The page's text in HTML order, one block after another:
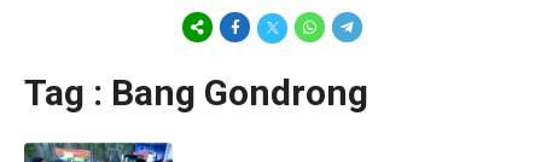
Tag : Bang Gondrong